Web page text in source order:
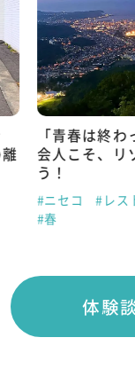
「青春は終
会人こそ、リ
う！
#ニセコ #レス
#春
体験